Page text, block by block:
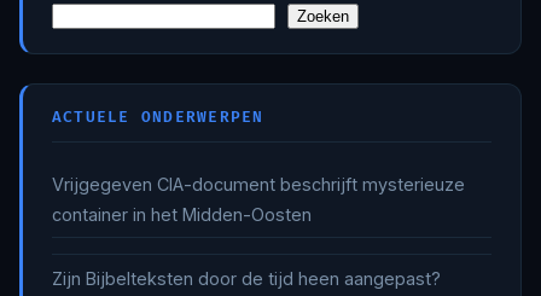
Zoeken
ACTUELE ONDERWERPEN
Vrijgegeven CIA-document beschrijft mysterieuze
container in het Midden-Oosten
Zijn Bijbelteksten door de tijd heen aangepast?